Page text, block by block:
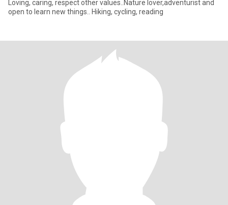
Loving, caring, respect other values..Nature lover,adventurist and
open to learn new things.. Hiking, cycling, reading